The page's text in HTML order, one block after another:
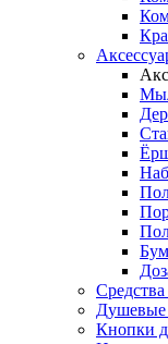
Душевые
Кнопки